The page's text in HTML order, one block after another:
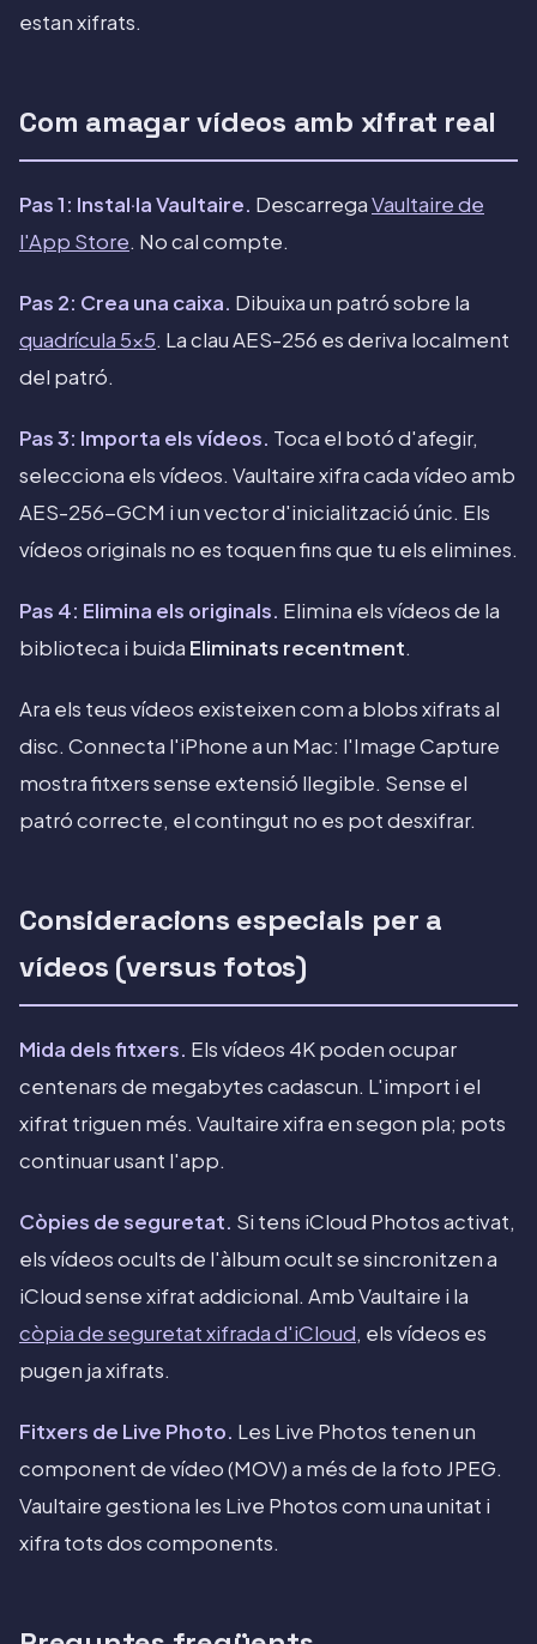
estan xifrats.
Com amagar vídeos amb xifrat real
Pas 1: Instal·la Vaultaire. DescarregaVaultaire de
l'App Store. No cal compte.
Pas 2: Crea una caixa. Dibuixa un patró sobre la
quadrícula 5x5. La clau AES-256 es deriva localment
del patró.
Pas 3: Importa els vídeos. Toca el botó d'afegir,
selecciona els vídeos. Vaultaire xifra cada vídeo amb
AES-256-GCM i un vector d'inicialització únic. Els
vídeos originals no es toquen fins que tu els elimines.
Pas 4: Elimina els originals. Elimina els vídeos de la
biblioteca i buida Eliminats recentment.
Ara els teus vídeos existeixen com a blobs xifrats al
disc. Connecta l'iPhone a un Mac: l'Image Capture
mostra fitxers sense extensió llegible. Sense el
patró correcte, el contingut no es pot desxifrar.
Consideracions especials per a
vídeos (versus fotos)
Mida dels fitxers. Els vídeos 4K poden ocupar
centenars de megabytes cadascun. L'import i el
xifrat triguen més. Vaultaire xifra en segon pla; pots
continuar usant l'app.
Còpies de seguretat. Si tens iCloud Photos activat,
els vídeos ocults de l'àlbum ocult se sincronitzen a
iCloud sense xifrat addicional. Amb Vaultaire i la
còpia de seguretat xifrada d'iCloud, els vídeos es
pugen ja xifrats.
Fitxers de Live Photo. Les Live Photos tenen un
component de vídeo (MOV) a més de la foto JPEG.
Vaultaire gestiona les Live Photos com una unitat i
xifra tots dos components.